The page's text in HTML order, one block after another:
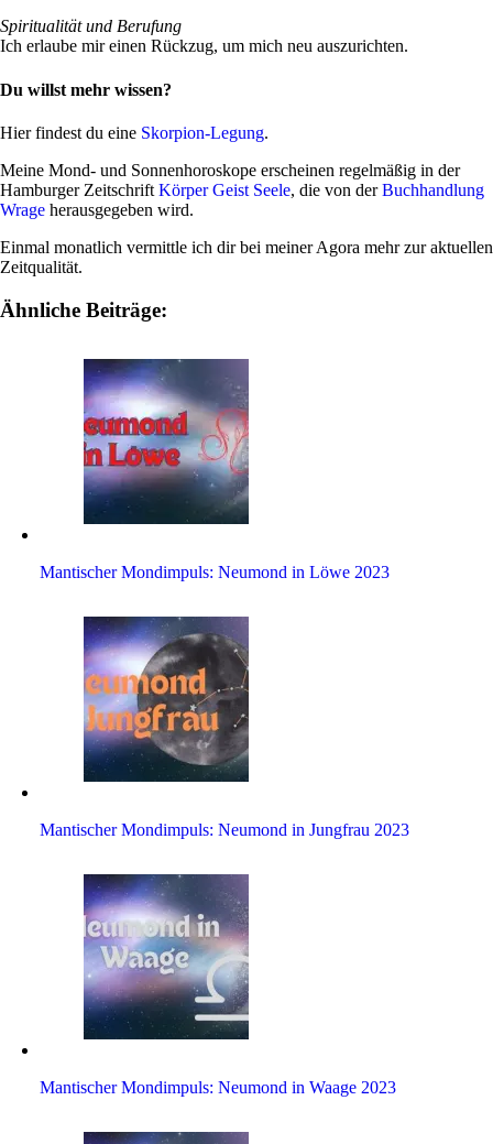
Spi­ri­tua­lität und Beru­fung
Ich erlaube mir einen Rückzug, um mich neu auszurichten.
Du willst mehr wissen?
Hier fin­dest du eine Skor­pion-Legung.
Meine Mond- und Son­nen­ho­ro­skope erscheinen regel­mäßig in der
Ham­burger Zeit­schrift Körper Geist Seele, die von derBuch­hand­lung
Wrage her­aus­ge­geben wird.
Einmal monat­lich ver­mittle ich dir bei meiner Agora mehr zur aktu­ellen
Zeitqualität.
Ähnliche Beiträge:
Man­ti­scher Mond­im­puls: Neu­mond in Löwe 2023
Man­ti­scher Mond­im­puls: Neu­mond in Jung­frau 2023
Man­ti­scher Mond­im­puls: Neu­mond in Waage 2023